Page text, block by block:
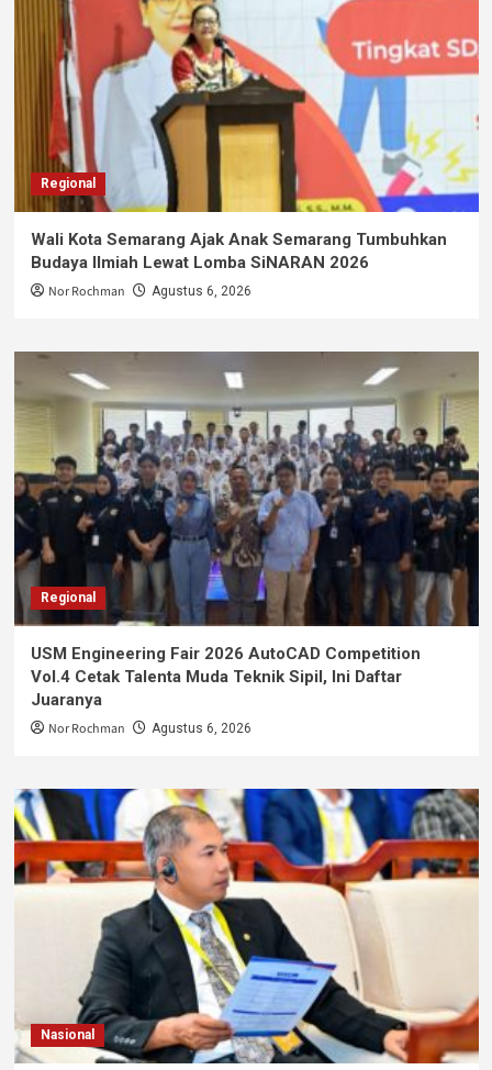
Regional
Wali Kota Semarang Ajak Anak Semarang Tumbuhkan
Budaya Ilmiah Lewat Lomba SiNARAN 2026
Nor Rochman Agustus 6, 2026
Regional
USM Engineering Fair 2026 AutoCAD Competition
Vol.4 Cetak Talenta Muda Teknik Sipil, Ini Daftar
Juaranya
Nor Rochman Agustus 6, 2026
Nasional